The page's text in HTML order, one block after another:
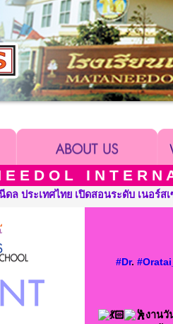
E E D O L I N T E R
ระถมศึกษาและมัธยมศึกษา :::
#Dr.
งาน